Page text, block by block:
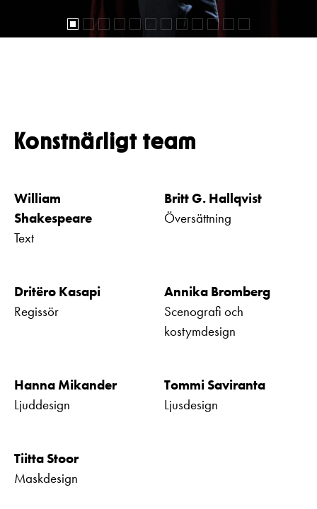
Konstnärligt team
William
Shakespeare
Text
Britt G. Hallqvist
Översättning
Dritëro Kasapi
Regissör
Annika Bromberg
Scenografi och
kostymdesign
Hanna Mikander
Ljuddesign
Tommi Saviranta
Ljusdesign
Tiitta Stoor
Maskdesign